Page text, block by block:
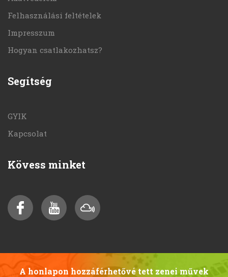
Felhasználási feltételek
Impresszum
Hogyan csatlakozhatsz?
Segítség
GYIK
Kapcsolat
Kövess minket
A honlapon hozzáférhetővé tett zenei művek